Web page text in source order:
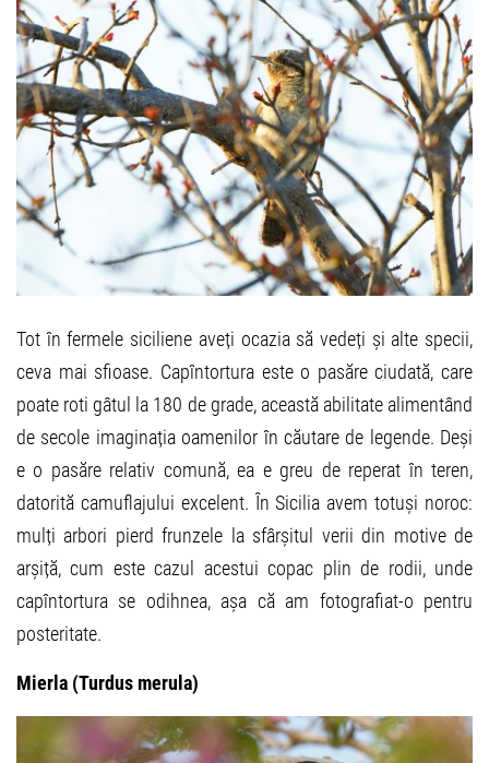
Tot în fermele siciliene aveți ocazia să vedeți și alte specii,
ceva mai sfioase. Capîntortura este o pasăre ciudată, care
poate roti gâtul la 180 de grade, această abilitate alimentând
de secole imaginația oamenilor în căutare de legende. Deși
e o pasăre relativ comună, ea e greu de reperat în teren,
datorită camuflajului excelent. În Sicilia avem totuși noroc:
mulți arbori pierd frunzele la sfârșitul verii din motive de
arșiță, cum este cazul acestui copac plin de rodii, unde
capîntortura se odihnea, așa că am fotografiat-o pentru
posteritate.
Mierla (Turdus merula)